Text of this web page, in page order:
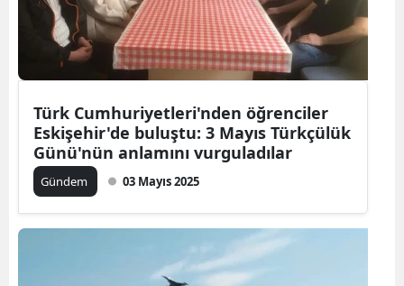
Türk Cumhuriyetleri'nden öğrenciler
Eskişehir'de buluştu: 3 Mayıs Türkçülük
Günü'nün anlamını vurguladılar
Gündem 03 Mayıs 2025